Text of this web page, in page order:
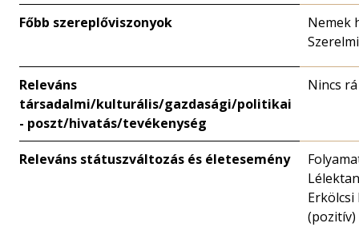
Főbb szereplőviszonyok
Nemek
Releváns
társadalmi/kulturális/gazdasági/politikai
- poszt/hivatás/tevékenység
Nincs
Releváns státuszváltozás és életesemény
Erkölcsi
(pozitív)